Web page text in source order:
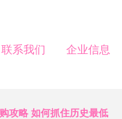
联系我们 企业信息
攻略 如何抓住历史最低